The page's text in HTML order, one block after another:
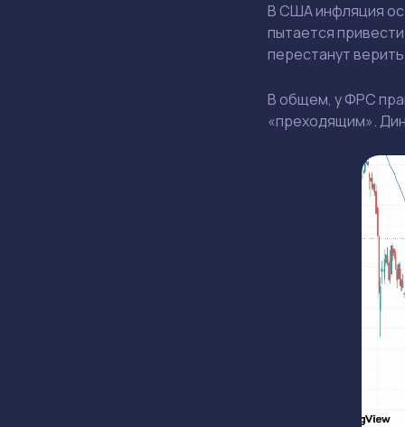
В США инфляция
пытается
перестанут
В общем, у ФРС
«преходящим».